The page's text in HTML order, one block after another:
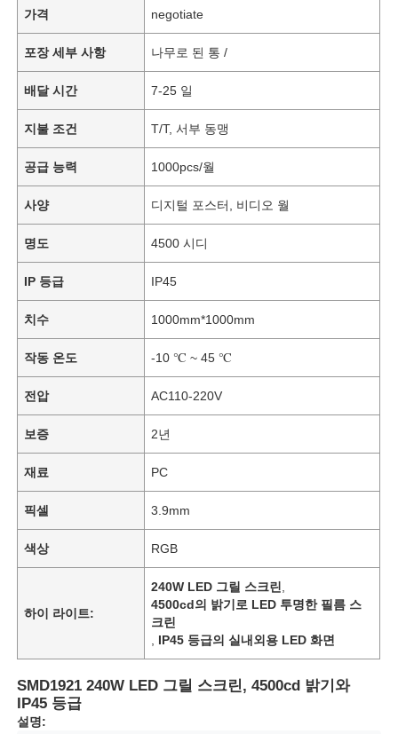
가격 negotiate
포장 세부 사항 나무로 된 통 /
배달 시간 7-25 일
지불 조건 T/T, 서부 동맹
공급 능력 1000pcs/월
사양 디지털 포스터, 비디오 월
명도 4500 시디
IP 등급 IP45
치수 1000mm*1000mm
작동 온도 -10 ℃ ~ 45 ℃
전압 AC110-220V
보증 2년
재료 PC
픽셀 3.9mm
색상 RGB
하이 라이트:
240W LED 그릴 스크린
4500cd의 밝기로 LED 투명한 필름 스
크린
IP45 등급의 실내외용 LED 화면
SMD1921 240W LED 그릴 스크린, 4500cd 밝기와
IP45 등급
설명: